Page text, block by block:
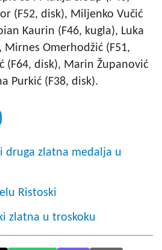
(F52, disk), Miljenko Vučić
Kaurin (F46, kugla), Luka
Mirnes Omerhodžić (F51,
(F64, disk), Marin Županović
Purkić (F38, disk).
druga zlatna medalja u
Ristoski
zlatna u troskoku